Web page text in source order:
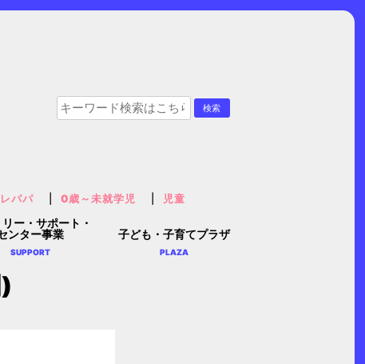
ー・サポート・
ンター事業
SUPPORT
子ども・子育てプラザ
PLAZA
パパ 0歳～未就学児 児童